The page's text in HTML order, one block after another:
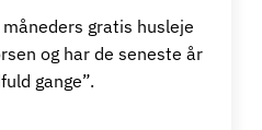
gratis husleje
og har de seneste år
gange”.